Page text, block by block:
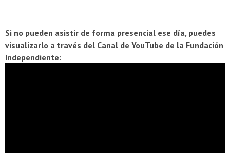
Si no pueden asistir de forma presencial ese día, puedes
visualizarlo a través del Canal de YouTube de la Fundación
Independiente: